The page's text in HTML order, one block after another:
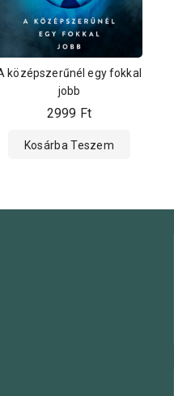
középszerűnél egy fokkal
jobb
2999 Ft
Kosárba Teszem